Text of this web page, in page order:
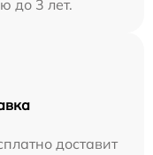
до 3 лет.
доставит